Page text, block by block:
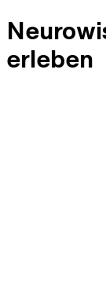
erleben